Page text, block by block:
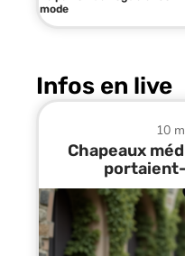
mode
Infos en live
10
Chapeaux
portaient-